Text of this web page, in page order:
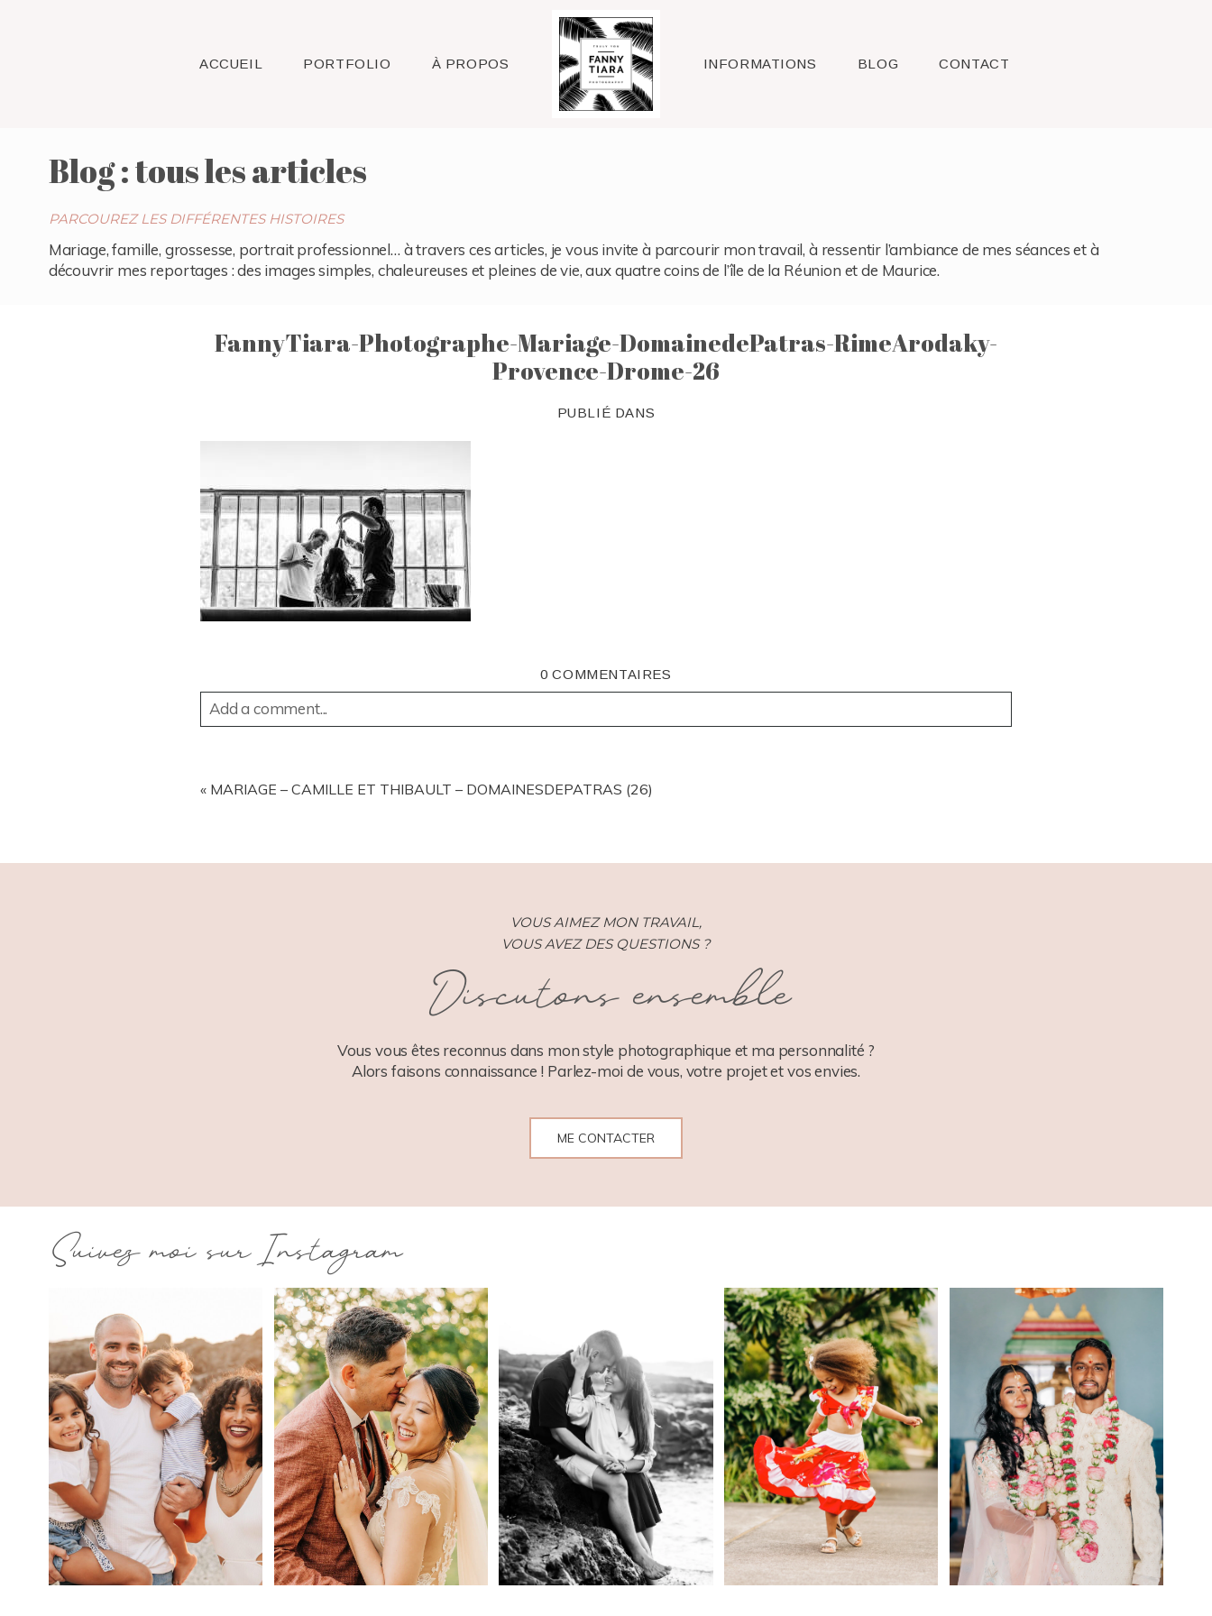
ACCUEIL PORTFOLIO À PROPOS Raleigh INFORMATIONS BLOG CONTACT
Blog : tous les articles
PARCOUREZ LES DIFFÉRENTES HISTOIRES
Mariage, famille, grossesse, portrait professionnel… à travers ces articles, je vous invite à parcourir mon travail, à ressentir l’ambiance de mes séances et à
découvrir mes reportages : des images simples, chaleureuses et pleines de vie, aux quatre coins de l’île de la Réunion et de Maurice.
FannyTiara-Photographe-Mariage-DomainedePatras-RimeArodaky-
Provence-Drome-26
PUBLIÉ DANS
0 COMMENTAIRES
Add a comment...
« MARIAGE – CAMILLE ET THIBAULT – DOMAINESDEPATRAS (26)
VOUS AIMEZ MON TRAVAIL,
VOUS AVEZ DES QUESTIONS ?
Discutons ensemble
Vous vous êtes reconnus dans mon style photographique et ma personnalité ?
Alors faisons connaissance ! Parlez-moi de vous, votre projet et vos envies.
ME CONTACTER
Suivez moi sur Instagram